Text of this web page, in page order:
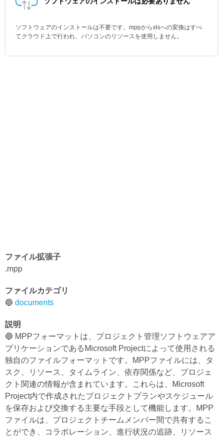
ソフトウェアのインストールは不要です。mppからxlsへの変換はすべ
てクラウド上で行われ、パソコンのリソースを使用しません。
ファイル拡張子
.mpp
ファイルカテゴリ
🔵 documents
説明
🔵 MPPフォーマットは、プロジェクト管理ソフトウェアア
プリケーションであるMicrosoft Projectによって使用される
独自のファイルフォーマットです。MPPファイルには、タ
スク、リソース、タイムライン、依存関係など、プロジェ
クト関連の情報が含まれています。これらは、Microsoft
Project内で作成されたプロジェクトプランやスケジュール
を保存および交換する主要な手段として機能します。MPP
ファイルは、プロジェクトチームメンバー間で共有するこ
とができ、コラボレーション、進行状況の追跡、リソース